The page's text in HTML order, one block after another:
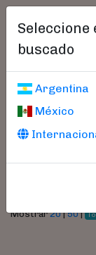
buscado
Argentina
México
Libros
Parámetros
Mostrar20|50|